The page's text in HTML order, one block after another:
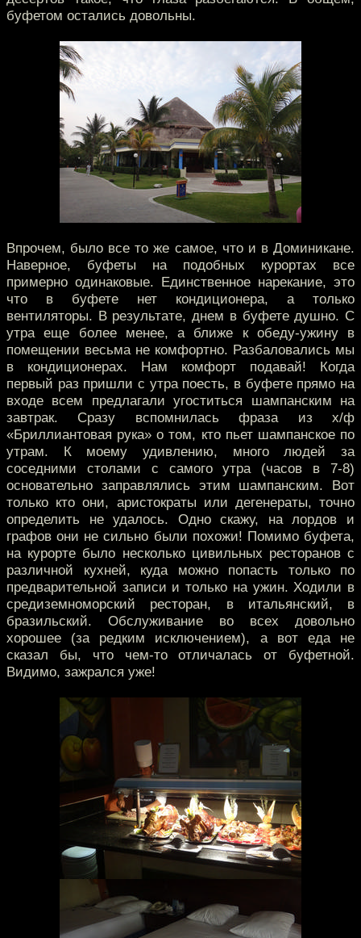
буфетом остались довольны.
Впрочем, было все то же самое, что и в Доминикане.
Наверное, буфеты на подобных курортах все
примерно одинаковые. Единственное нарекание, это
что в буфете нет кондиционера, а только
вентиляторы. В результате, днем в буфете душно. С
утра еще более менее, а ближе к обеду-ужину в
помещении весьма не комфортно. Разбаловались мы
в кондиционерах. Нам комфорт подавай! Когда
первый раз пришли с утра поесть, в буфете прямо на
входе всем предлагали угоститься шампанским на
завтрак. Сразу вспомнилась фраза из х/ф
«Бриллиантовая рука» о том, кто пьет шампанское по
утрам. К моему удивлению, много людей за
соседними столами с самого утра (часов в 7-8)
основательно заправлялись этим шампанским. Вот
только кто они, аристократы или дегенераты, точно
определить не удалось. Одно скажу, на лордов и
графов они не сильно были похожи! Помимо буфета,
на курорте было несколько цивильных ресторанов с
различной кухней, куда можно попасть только по
предварительной записи и только на ужин. Ходили в
средиземноморский ресторан, в итальянский, в
бразильский. Обслуживание во всех довольно
хорошее (за редким исключением), а вот еда не
сказал бы, что чем-то отличалась от буфетной.
Видимо, зажрался уже!